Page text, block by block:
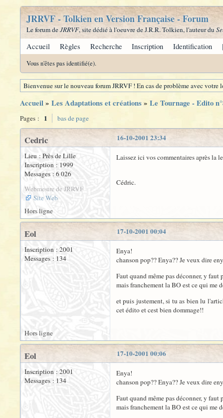
JRRVF - Tolkien en Version Française - Forum
Le forum deJRRVF, site dédié à l'oeuvre de J.R.R. Tolkien, l'auteur du
Accueil Règles Recherche Inscription Identification
Vous n'êtes pas identifié(e).
Bienvenue sur le nouveau forum JRRVF ! En cas de problème avec
Accueil» Les Adaptations et créations» Le Tournage - Edito
Pages : 1 bas de page
16-10-2001 23:34
Cedric
Lieu : Près de Lille
Inscription : 1999
Messages : 6 026
Webmestre de JRRVF
Site Web
Laissez ici vos commentaires après la
Cédric.
Hors ligne
17-10-2001 00:04
Eol
Inscription : 2001
Messages : 134
Enya!
chanson pop?? Enya?? Je veux dire
Faut quand même pas déconner, y
mais franchement la BO est ce qui me
et puis justement, si tu as bien lu
cet édito et cest bien dommage!!
Hors ligne
17-10-2001 00:06
Eol
Inscription : 2001
Messages : 134
Enya!
chanson pop?? Enya?? Je veux dire
Faut quand même pas déconner, y
mais franchement la BO est ce qui me